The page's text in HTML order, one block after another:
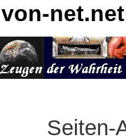
von-net.net
Seiten-